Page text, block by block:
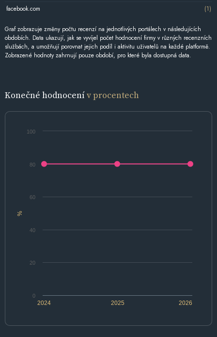
facebook.com
(1)
Graf zobrazuje změny počtu recenzí na jednotlivých portálech v následujících
obdobích. Data ukazují, jak se vyvíjel počet hodnocení firmy v různých recenzních
službách, a umožňují porovnat jejich podíl i aktivitu uživatelů na každé platformě.
Zobrazené hodnoty zahrnují pouze období, pro které byla dostupná data.
Konečné hodnocenív procentech
%
2024 2025 2026
0
20
40
60
80
100